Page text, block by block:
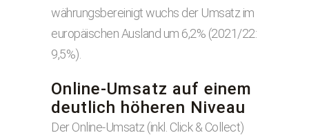
währungsbereinigt wuchs der Umsatz im
europäischen Ausland um 6,2% (2021/22:
9,5%).
Online-Umsatz auf einem
deutlich höheren Niveau
Der Online-Umsatz (inkl. Click & Collect)